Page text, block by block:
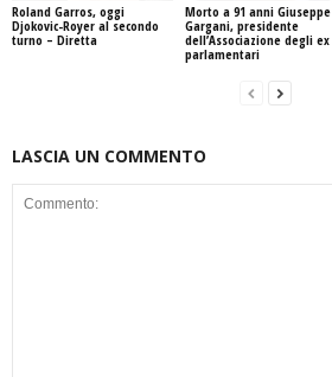
Roland Garros, oggi
Djokovic-Royer al secondo
turno – Diretta
Morto a 91 anni Giuseppe
Gargani, presidente
dell’Associazione degli ex
parlamentari
LASCIA UN COMMENTO